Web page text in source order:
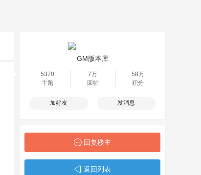
GM版本库
5370
主题
7万
回帖
58万
积分
加好友 发消息
回复楼主
返回列表